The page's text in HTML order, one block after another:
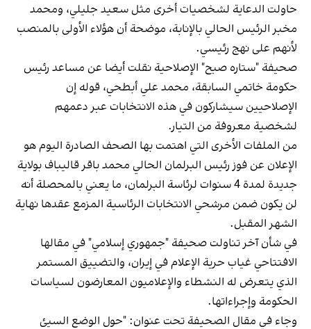
حاولت الدعاية لشخصيات أخرى مثل سعيد جليلي، ومحمد
مخبر الرئيس الحالي بالإنابة، موضحة أن هؤلاء الأولى بالمنصب
لأنهم على نهج رئيسي.
صحيفة "ستاره صبح" الإصلاحية نقلت أيضا عن مساعد رئيس
حكومة خاتمي السابقة، محمد علي أبطحي، قوله إن
الإصلاحيين سيشاركون في هذه الانتخابات عبر دعمهم
لشخصية معروفة من التيار.
من الملفات الأخرى التي اهتمت بها الصحف الصادرة اليوم هو
الإعلان عن فوز رئيس البرلمان الحالي محمد باقر قاليباف بولاية
جديدة لمدة 4 سنوات لرئاسة البرلمان، ما يعني بالمحصلة أنه
لن يكون ضمن مرشحي الانتخابات الرئاسية المزمع عقدها نهاية
الشهر المقبل.
في شأن آخر تناولت صحيفة "جمهوري إسلامي" في مقالها
الافتتاحي غياب حرية الإعلام في إيران، والتضييق المستمر
الذي يتعرض له النشطاء والإعلاميون المعارضون لسياسات
الحكومة وإجراءاتها.
وجاء في مقال الصحيفة تحت عنوان: "حول الوضع السيئ